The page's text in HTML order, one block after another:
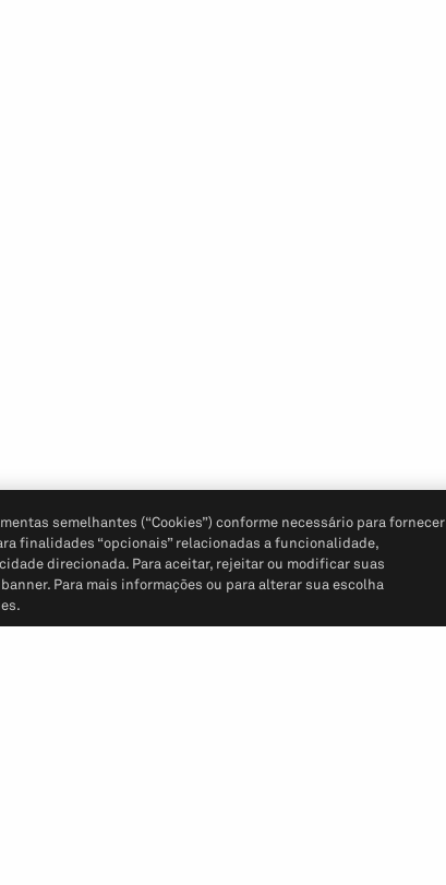
semelhantes (“Cookies”) conforme necessário para fornecer
finalidades “opcionais” relacionadas a funcionalidade,
direcionada. Para aceitar, rejeitar ou modificar suas
Para mais informações ou para alterar sua escolha